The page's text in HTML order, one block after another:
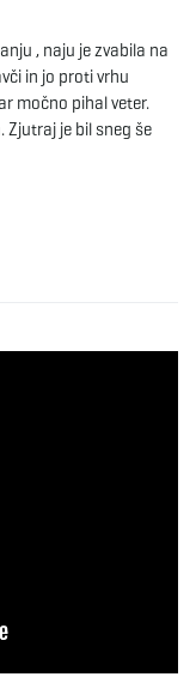
o
, naju je zvabila na
in jo proti vrhu
močno pihal veter.
Zjutraj je bil sneg še